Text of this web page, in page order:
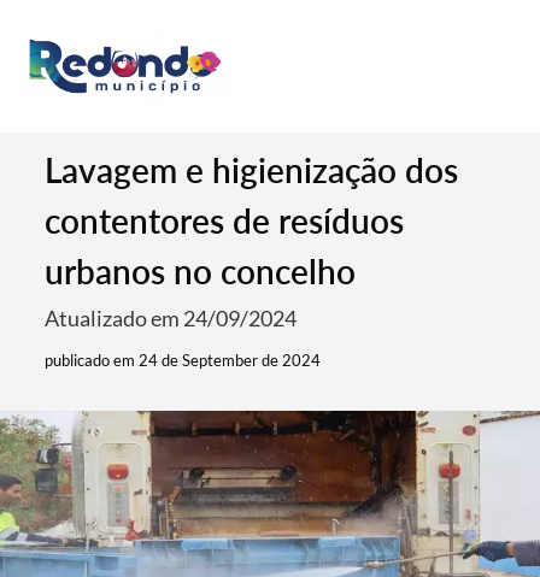
Lavagem e higienização dos
contentores de resíduos
urbanos no concelho
Atualizado em 24/09/2024
publicado em 24 de September de 2024